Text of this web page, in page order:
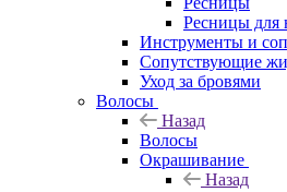
Ресницы для
Инструменты и
Сопутствующие
Уход за бровями
Волосы
Назад
Волосы
Окрашивание
Назад